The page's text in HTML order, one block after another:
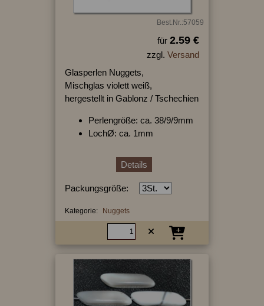
Best.Nr.:57059
für 2.59 €
zzgl. Versand
Glasperlen Nuggets,
Mischglas violett weiß,
hergestellt in Gablonz / Tschechien
Perlengröße: ca. 38/9/9mm
LochØ: ca. 1mm
Details
Packungsgröße:
Kategorie: Nuggets